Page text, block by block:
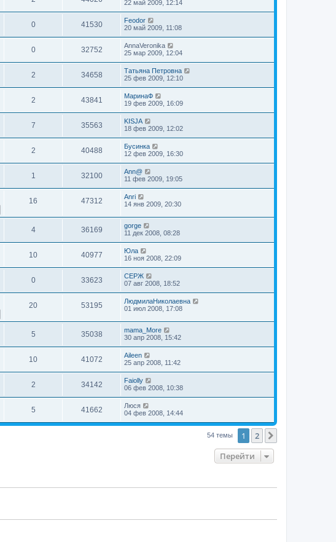
22 май 2009, 12:14
0 41530
Feodor
20 май 2009, 11:08
0 32752
AnnaVeronika
25 мар 2009, 12:04
2 34658
Татьяна Петровна
25 фев 2009, 12:10
2 43841
МаринаФ
19 фев 2009, 16:09
7 35563
KISJA
18 фев 2009, 12:02
2 40488
Бусинка
12 фев 2009, 16:30
1 32100
Ann@
11 фев 2009, 19:05
16 47312
Anri
14 янв 2009, 20:30
4 36169
gorge
11 дек 2008, 08:28
10 40977
Юла
16 ноя 2008, 22:09
0 33623
СЕРЖ
07 авг 2008, 18:52
20 53195
ЛюдмилаНиколаевна
01 июл 2008, 17:08
5 35038
mama_More
30 апр 2008, 15:42
10 41072
Aileen
25 апр 2008, 11:42
2 34142
Faiolly
06 фев 2008, 10:38
5 41662
Люся
04 фев 2008, 14:44
54 темы 1 2
Перейти